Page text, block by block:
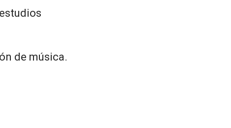
de música.